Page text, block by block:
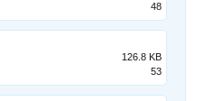
48
126.8 KB
53